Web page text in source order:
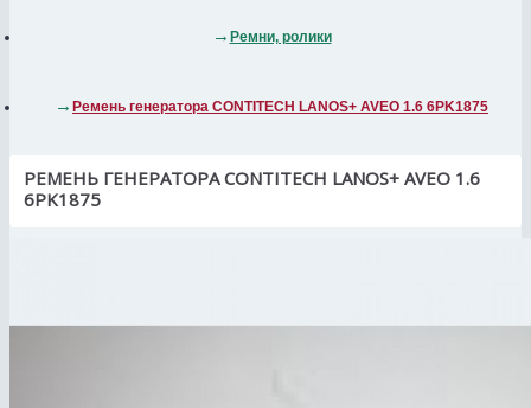
Ремни, ролики
Ремень генератора CONTITECH LANOS+ AVEO 1.6 6PK1875
РЕМЕНЬ ГЕНЕРАТОРА CONTITECH LANOS+ AVEO 1.6
6PK1875